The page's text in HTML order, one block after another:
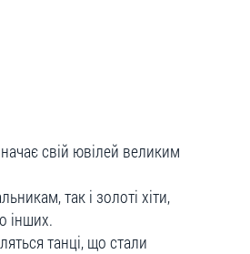
свій ювілей великим
так і золоті хіти,
інших.
танці, що стали